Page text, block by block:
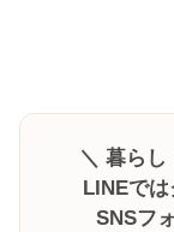
＼ 暮らし
LINEで
SNSフ